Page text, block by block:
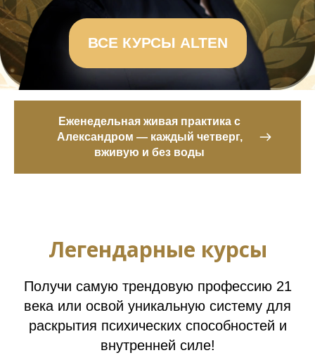
Еженедельная живая практика с
Александром — каждый четверг,
вживую и без воды
Легендарные курсы
Получи самую трендовую профессию 21
века или освой уникальную систему для
раскрытия психических способностей и
внутренней силе!